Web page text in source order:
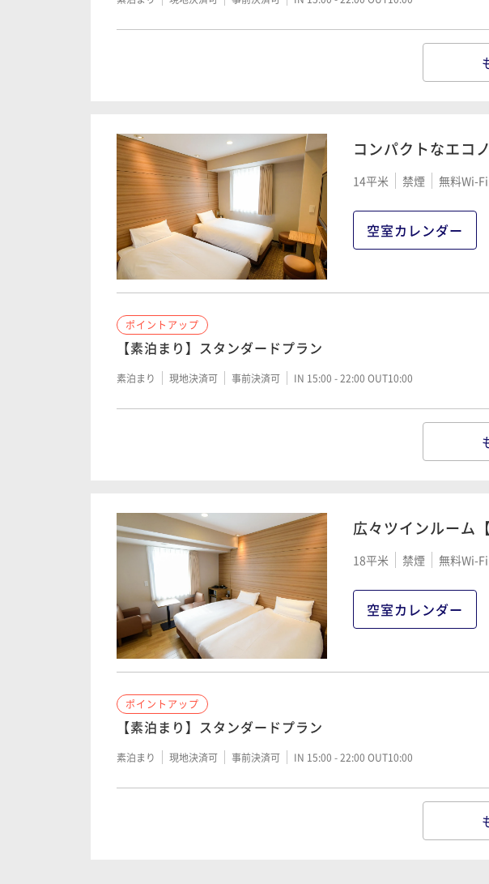
コンパクトなエコ
14平米 禁煙 無料Wi-Fi
空室カレンダー
ポイントアップ
【素泊まり】スタンダードプラン
素泊まり 現地決済可 事前決済可 IN 15:00 - 22:00 OUT10:00
広々ツインルーム
18平米 禁煙 無料Wi-Fi
空室カレンダー
ポイントアップ
【素泊まり】スタンダードプラン
素泊まり 現地決済可 事前決済可 IN 15:00 - 22:00 OUT10:00